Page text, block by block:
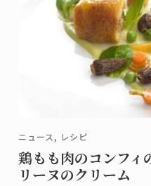
ニュース, レシピ
鶏もも肉のコンフィ
リーヌのクリーム